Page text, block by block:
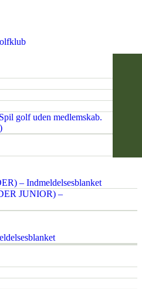
golf uden medlemskab.
– Indmeldelsesblanket
JUNIOR) –